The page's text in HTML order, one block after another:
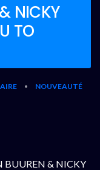
NICKY
TO
•
NOUVEAUTÉ
BUUREN & NICKY